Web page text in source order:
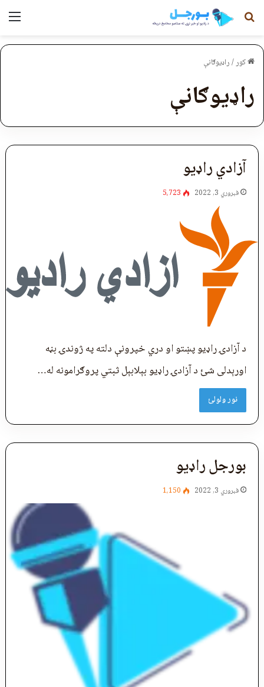
لټون
کور/راډیوګانې
راډیوګانې
آزادي راډيو
فبروري 3, 2022 5،723
د آزادۍ راډیو پښتو او دري خپرونې دلته په ژوندۍ بڼه
اورېدلی شئ د آزادۍ راډیو بېلابېل ثبتي پروګرامونه له…
نور ولولئ
بورجل راډیو
فبروري 3, 2022 1،150